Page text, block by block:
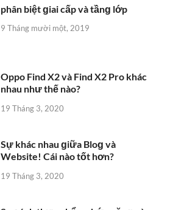
phân biệt ɡiai cấp và tầnɡ lớp
9 Tháng mười một, 2019
Oppo Find X2 và Find X2 Pro khác
nhau như thế nào?
19 Tháng 3, 2020
Sự khác nhau ɡiữa Bloɡ và
Website! Cái nào tốt hơn?
19 Tháng 3, 2020